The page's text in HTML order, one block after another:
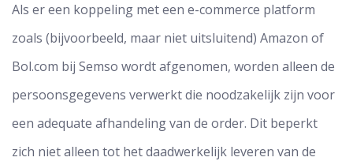
Als er een koppeling met een e-commerce platform
zoals (bijvoorbeeld, maar niet uitsluitend) Amazon of
Bol.com bij Semso wordt afgenomen, worden alleen de
persoonsgegevens verwerkt die noodzakelijk zijn voor
een adequate afhandeling van de order. Dit beperkt
zich niet alleen tot het daadwerkelijk leveren van de